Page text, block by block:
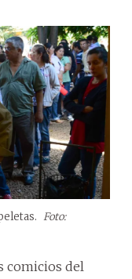
Foto:
comicios del